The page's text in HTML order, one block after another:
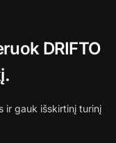
DRIFTO
ir gauk išskirtinį turinį